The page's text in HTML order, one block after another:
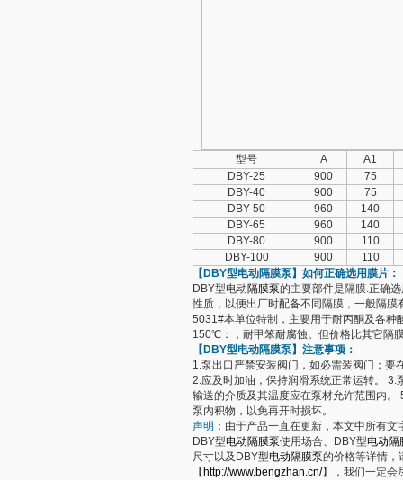
型号 A
A1
DBY-25
900
75
DBY-40
900
75
DBY-50
960
140
DBY-65
960
140
DBY-80
900
110
DBY-100
900
110
【DBY型电动隔膜泵】如何正确选用膜片：
DBY型电动隔膜泵的主要部件是隔膜.正确
性质，以便出厂时配备不同隔膜，一般隔
5031#本单位特制，主要用于耐丙酮及各
150℃：，耐甲笨耐腐蚀。但价格比其它隔
【DBY型电动隔膜泵】注意事项：
1.泵出口严禁安装阀门，如必需装阀门；
2.应及时加油，保持润滑系统正常运转。
输送的介质及其温度应在泵材允许范围内
泵内积物，以免再开时损坏。
声明 ：由于产品一直在更新，本文中所有
DBY型电动隔膜泵使用场合、DBY型电动隔
尺寸以及DBY型电动隔膜泵的价格等详情，
【 http://www.bengzhan.cn/】，我们一定会